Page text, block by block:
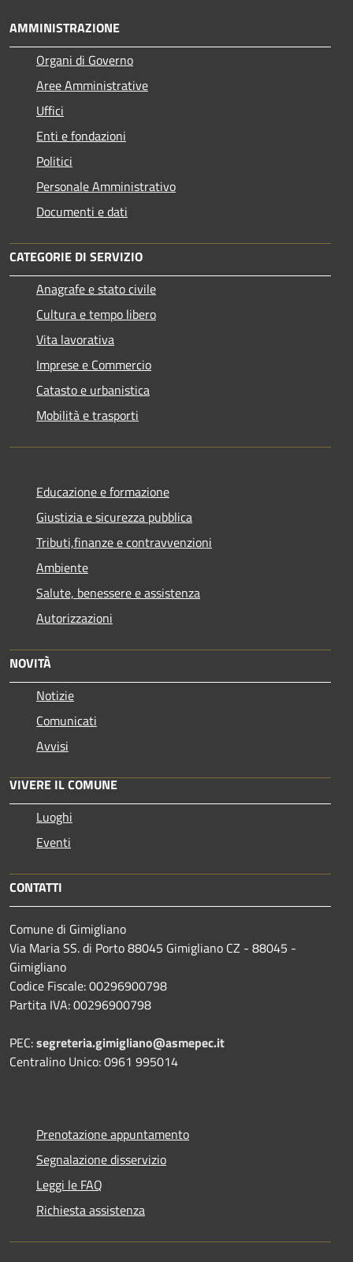
AMMINISTRAZIONE
Organi di Governo
Aree Amministrative
Uffici
Enti e fondazioni
Politici
Personale Amministrativo
Documenti e dati
CATEGORIE DI SERVIZIO
Anagrafe e stato civile
Cultura e tempo libero
Vita lavorativa
Imprese e Commercio
Catasto e urbanistica
Mobilità e trasporti
Educazione e formazione
Giustizia e sicurezza pubblica
Tributi,finanze e contravvenzioni
Ambiente
Salute, benessere e assistenza
Autorizzazioni
NOVITÀ
Notizie
Comunicati
Avvisi
VIVERE IL COMUNE
Luoghi
Eventi
CONTATTI
Comune di Gimigliano
Via Maria SS. di Porto 88045 Gimigliano CZ - 88045 -
Gimigliano
Codice Fiscale: 00296900798
Partita IVA: 00296900798
PEC:segreteria.gimigliano@asmepec.it
Centralino Unico: 0961 995014
Prenotazione appuntamento
Segnalazione disservizio
Leggi le FAQ
Richiesta assistenza